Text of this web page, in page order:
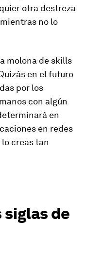
otra destreza
no lo
molona de skills
en el futuro
por los
con algún
en
en redes
creas tan
de